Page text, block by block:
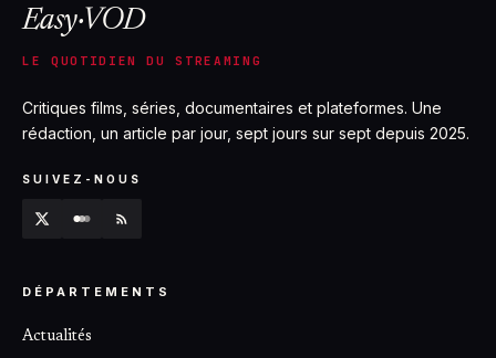
Easy·VOD
LE QUOTIDIEN DU STREAMING
Critiques films, séries, documentaires et plateformes. Une
rédaction, un article par jour, sept jours sur sept depuis 2025.
SUIVEZ-NOUS
DÉPARTEMENTS
Actualités